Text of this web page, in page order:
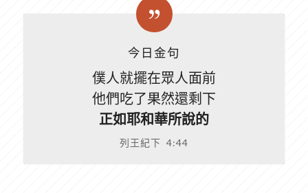
今日金句
僕人就擺在眾人面前
他們吃了果然還剩下
正如耶和華所說的
列王紀下 4:44